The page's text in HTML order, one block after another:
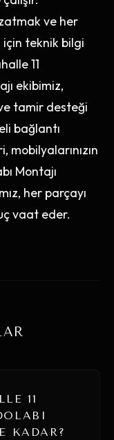
ve her
için teknik bilgi
11
ekibimiz,
tamir desteği
bağlantı
mobilyalarınızın
Montajı
her parçayı
vaat eder.
11
KADAR?